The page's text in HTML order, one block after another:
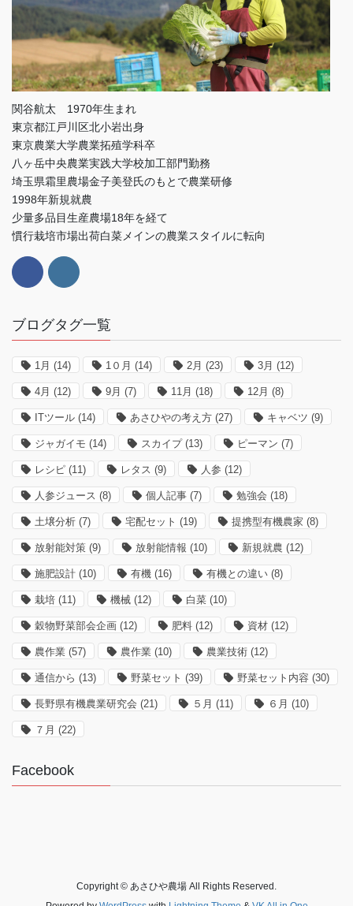
関谷航太 1970年生まれ
東京都江戸川区北小岩出身
東京農業大学農業拓殖学科卒
八ヶ岳中央農業実践大学校加工部門勤務
埼玉県霜里農場金子美登氏のもとで農業研修
1998年新規就農
少量多品目生産農場18年を経て
慣行栽培市場出荷白菜メインの農業スタイルに転向
ブログタグ一覧
1月 (14) 1０月 (14) 2月 (23) 3月 (12)
4月 (12) 9月 (7) 11月 (18) 12月 (8)
ITツール (14) あさひやの考え方 (27) キャベツ (9)
ジャガイモ (14) スカイプ(13) ピーマン (7)
レシピ (11) レタス (9) 人参 (12)
人参ジュース (8) 個人記事 (7) 勉強会 (18)
土壌分析 (7) 宅配セット (19) 提携型有機農家 (8)
放射能対策 (9) 放射能情報 (10) 新規就農 (12)
施肥設計 (10) 有機 (16) 有機との違い (8)
栽培 (11) 機械 (12) 白菜 (10)
穀物野菜部会企画 (12) 肥料 (12) 資材 (12)
農作業 (57) 農作業 (10) 農業技術 (12)
通信から (13) 野菜セット (39) 野菜セット内容 (30)
長野県有機農業研究会 (21) ５月 (11) ６月 (10)
７月 (22)
Facebook
Copyright © あさひや農場 All Rights Reserved.